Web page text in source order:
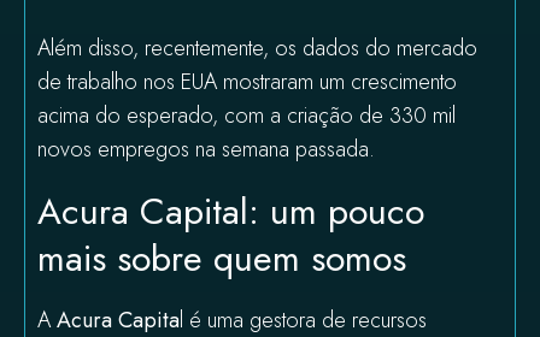
Além disso, recentemente, os dados do mercado
de trabalho nos EUA mostraram um crescimento
acima do esperado, com a criação de 330 mil
novos empregos na semana passada.
Acura Capital: um pouco
mais sobre quem somos
AAcura Capital é uma gestora de recursos